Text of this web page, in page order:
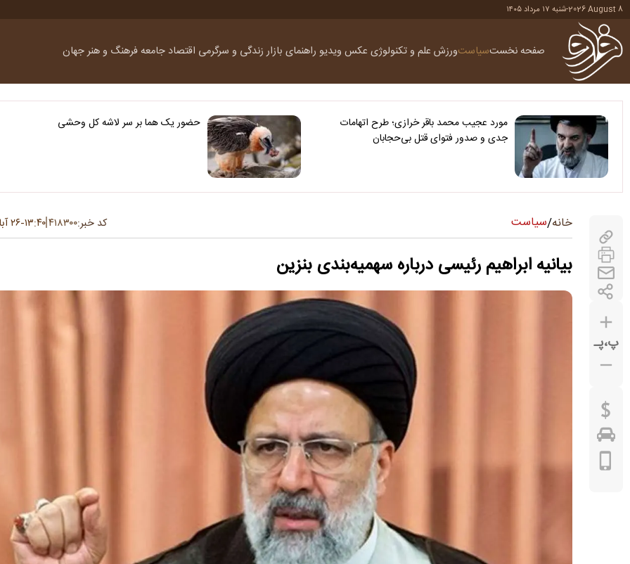
2026 August 8
-شنبه ۱۷ مرداد ۱۴۰۵
صفحه نخستسیاستورزش علم و تکنولوژی عکس ویدیو راهنمای بازارزندگی و سرگرمی اقتصاد جامعهفرهنگ و هنرجهان
مورد عجیب محمد باقر خرازی؛ طرح اتهامات
جدی و صدور فتوای قتل بی‌حجابان
حضور یک هما بر سر لاشه‌ کل وحشی
پ،پـ
خانه/سیاست کد خبر:۴۱۸۳۰۰۱۳:۴۰-۲۶ آبان ۱۳۹۸
بیانیه ابراهیم رئیسی درباره سهمیه‌بندی بنزین